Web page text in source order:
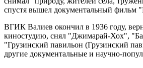
спустя вышел документальный фильм
ВГИК Валиев окончил в 1936 году,
киностудию, снял "Джимарай-Хох",
"Грузинский павильон (Грузинский
другие документальные и научно-